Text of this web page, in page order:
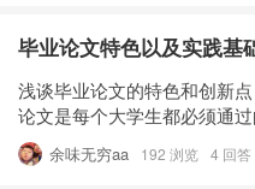
毕业论文特色以及实践基
浅谈毕业论文的特色和创新
论文是每个大学生都必须通
验学生学习成果的形式，毕
集整理的浅谈毕业论文的特
余味无穷aa 192 浏览 4 回答